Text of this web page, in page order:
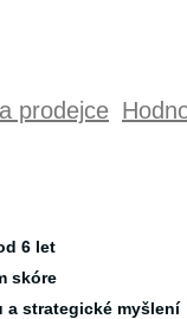
prodejce
6 let
skóre
a strategické myšlení